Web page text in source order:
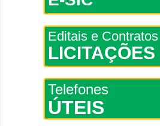
Editais e
LICITAÇÕES
Telefones
ÚTEIS